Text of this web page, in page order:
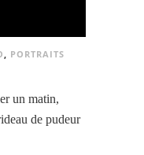
, PORTRAITS
un matin,
de pudeur